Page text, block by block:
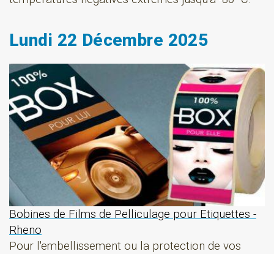
Lundi 22 Décembre 2025
Bobines de Films de Pelliculage pour Etiquettes -
Rheno
Pour l'embellissement ou la protection de vos